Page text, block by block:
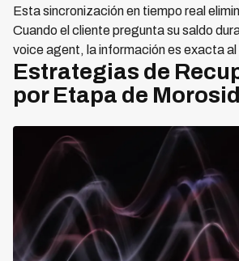
Esta sincronización en tiempo real
Cuando el cliente pregunta su saldo
voice agent, la información es exacta
Estrategias de
por Etapa de